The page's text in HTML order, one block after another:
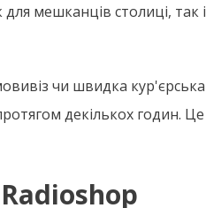
мешканців столиці, так і
чи швидка кур'єрська
декількох годин. Це